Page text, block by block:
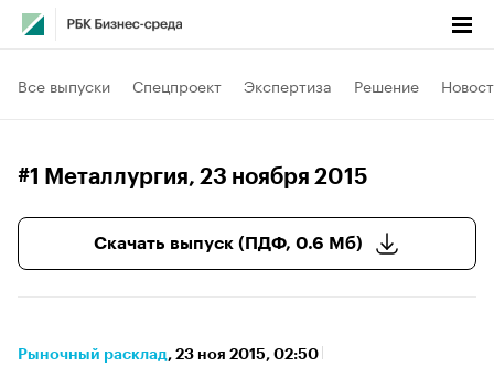
Все выпуски Спецпроект Экспертиза Решение
#1 Металлургия, 23 ноября 2015
Скачать выпуск (ПДФ, 0.6 Мб)
Рыночный расклад⁠, 23 ноя 2015, 02:50